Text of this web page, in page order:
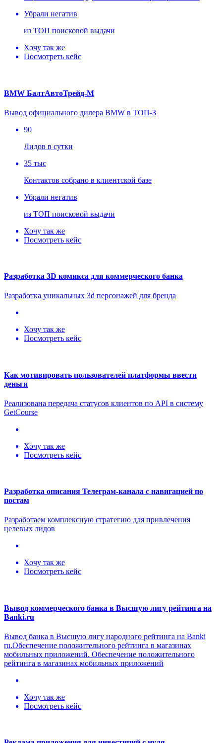
Убрали негатив
из ТОП поисковой выдачи
Хочу так же
Посмотреть кейс
BMW БалтАвтоТрейд-М
Вывод официального дилера BMW в ТОП-3
90
Лидов в сутки
35 тыс
Контактов собрано в клиентской базе
Убрали негатив
из ТОП поисковой выдачи
Хочу так же
Посмотреть кейс
Разработка 3D комикса для коммерческого банка
Разработка уникальных 3d персонажей для бренда
Хочу так же
Посмотреть кейс
Как мотивировать пользователей платформы ввести
деньги
Реализована передача статусов клиентов по API в систему
GetCourse
Хочу так же
Посмотреть кейс
Разработка описания Телеграм-канала с навигацией по
постам
Разработаем комплексную стратегию для привлечения
целевых лидов
Хочу так же
Посмотреть кейс
Вывод коммерческого банка в Высшую лигу рейтинга на
Banki.ru
Вывод банка в Высшую лигу народного рейтинга на Banki
ru.Обеспечение положительного рейтинга в магазинах
мобильных приложений. Обеспечение положительного
рейтинга в магазинах мобильных приложений
Хочу так же
Посмотреть кейс